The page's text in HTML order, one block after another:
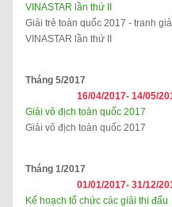
VINASTAR lần thứ II
Giải trẻ toàn quốc 2017 - tranh
VINASTAR lần thứ II
Tháng 5/2017
16/04/2017- 14/05/
Giải vô địch toàn quốc 2017
Giải vô địch toàn quốc 2017
Tháng 1/2017
01/01/2017- 31/12/
Kế hoạch tổ chức các giải thi đấu